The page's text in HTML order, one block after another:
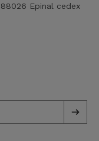
Epinal cedex